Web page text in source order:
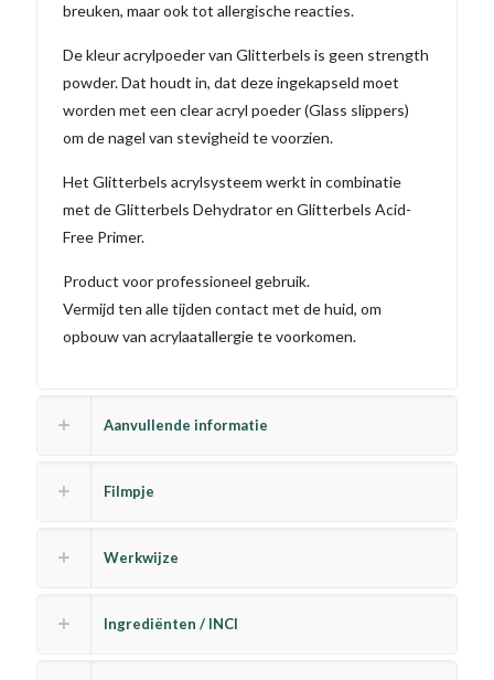
breuken, maar ook tot allergische reacties.
De kleur acrylpoeder van Glitterbels is geen strength
powder. Dat houdt in, dat deze ingekapseld moet
worden met een clear acryl poeder (Glass slippers)
om de nagel van stevigheid te voorzien.
Het Glitterbels acrylsysteem werkt in combinatie
met de Glitterbels Dehydrator en Glitterbels Acid-
Free Primer.
Product voor professioneel gebruik.
Vermijd ten alle tijden contact met de huid, om
opbouw van acrylaatallergie te voorkomen.
Aanvullende informatie
Filmpje
Werkwijze
Ingrediënten / INCI